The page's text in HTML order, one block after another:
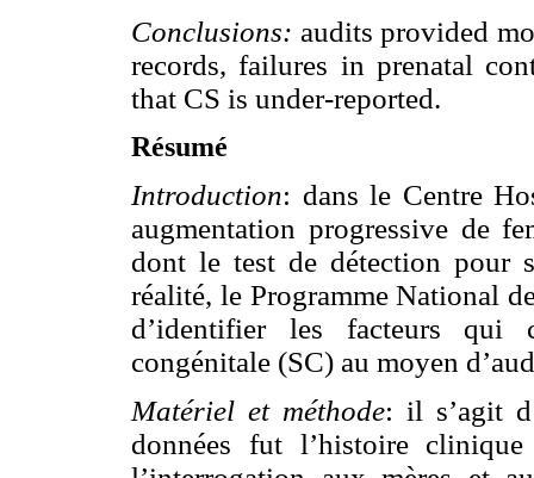
Conclusions: audits provided
records, failures in prenatal
that CS is under-reported.
Résumé
Introduction: dans le Centre
augmentation progressive de
dont le test de détection pour
réalité, le Programme National
d’identifier les facteurs qui
congénitale (SC) au moyen
Matériel et méthode: il s’agit
données fut l’histoire